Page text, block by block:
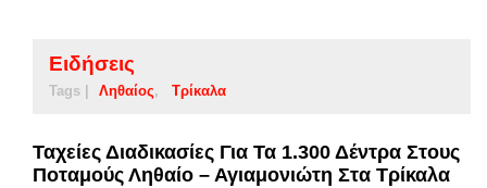
Ειδήσεις
Tags | Ληθαίος Τρίκαλα
Ταχείες Διαδικασίες Για Τα 1.300 Δέντρα Στους
Ποταμούς Ληθαίο – Αγιαμονιώτη Στα Τρίκαλα